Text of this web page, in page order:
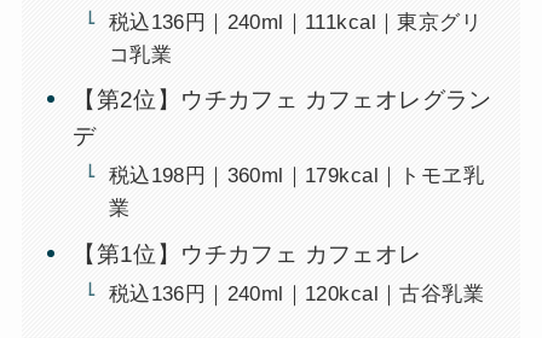
税込136円｜240ml｜111kcal｜東京グリ
コ乳業
【第2位】ウチカフェ カフェオレグラン
デ
税込198円｜360ml｜179kcal｜トモヱ乳
業
【第1位】ウチカフェ カフェオレ
税込136円｜240ml｜120kcal｜古谷乳業